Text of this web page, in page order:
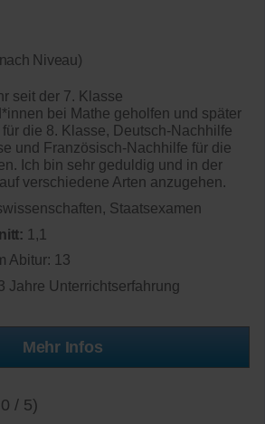
Niveau)
seit der 7. Klasse
bei Mathe geholfen und später
die 8. Klasse, Deutsch-Nachhilfe
und Französisch-Nachhilfe für die
Ich bin sehr geduldig und in der
verschiedene Arten anzugehen.
Staatsexamen
1,1
Abitur: 13
Jahre Unterrichtserfahrung
Mehr Infos
/ 5)